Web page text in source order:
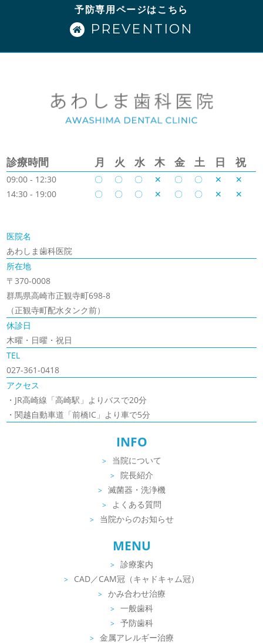
予防専用ページはこちら
PREVENTION
診療時間 月 火 水 木 金 土 日 祝
09:00 - 12:30 〇 〇 〇 ✕ 〇 〇 ✕
✕
14:30 - 19:00
〇 〇 〇 ✕ 〇 〇 ✕ ✕
医院名
あわしま歯科医院
所在地
〒370-0008
群馬県高崎市正観寺町698-8
（正観寺町配水タンク前）
休診日
木曜・日曜・祝日
TEL
027-361-0418
アクセス
・JR高崎線「高崎駅」よりバスで20分
・関越自動車道「前橋IC」より車で5分
INFO
当院について
院長紹介
滅菌器・洗浄機
よくある質問
当院からのお知らせ
MENU
診療案内
CAD／CAM冠（キャドキャム冠）
かみ合わせ治療
一般歯科
予防歯科
金属アレルギー治療